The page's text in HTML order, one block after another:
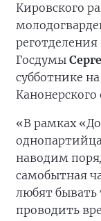
Кировского
Госдумы
субботнике
Канонерского
«В рамках
наводим
самобытная
любят
проводить